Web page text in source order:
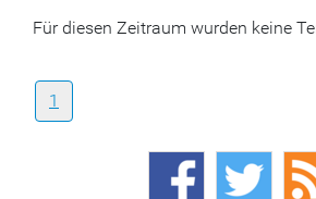
Für diesen Zeitraum wurden keine
1